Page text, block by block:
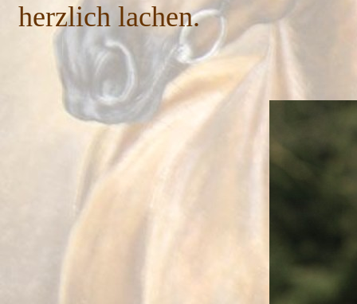
herzlich lachen.